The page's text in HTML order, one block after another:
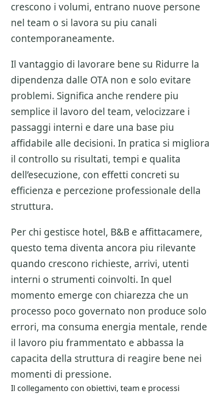
crescono i volumi, entrano nuove persone
nel team o si lavora su piu canali
contemporaneamente.
Il vantaggio di lavorare bene su Ridurre la
dipendenza dalle OTA non e solo evitare
problemi. Significa anche rendere piu
semplice il lavoro del team, velocizzare i
passaggi interni e dare una base piu
affidabile alle decisioni. In pratica si migliora
il controllo su risultati, tempi e qualita
dell’esecuzione, con effetti concreti su
efficienza e percezione professionale della
struttura.
Per chi gestisce hotel, B&B e affittacamere,
questo tema diventa ancora piu rilevante
quando crescono richieste, arrivi, utenti
interni o strumenti coinvolti. In quel
momento emerge con chiarezza che un
processo poco governato non produce solo
errori, ma consuma energia mentale, rende
il lavoro piu frammentato e abbassa la
capacita della struttura di reagire bene nei
momenti di pressione.
Il collegamento con obiettivi, team e processi